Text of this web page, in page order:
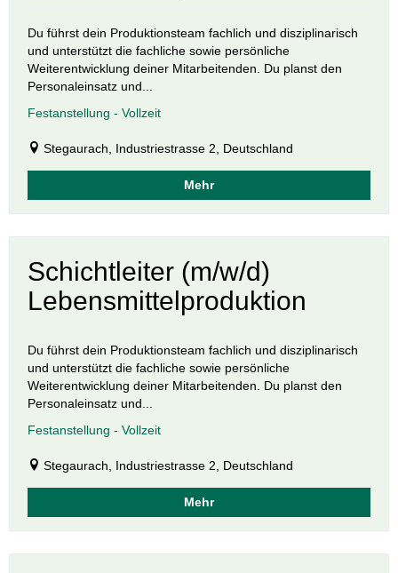
Du führst dein Produktionsteam fachlich und disziplinarisch
und unterstützt die fachliche sowie persönliche
Weiterentwicklung deiner Mitarbeitenden. Du planst den
Personaleinsatz und...
Festanstellung - Vollzeit
Stegaurach, Industriestrasse 2, Deutschland
Mehr
Schichtleiter (m/w/d)
Lebensmittelproduktion
Du führst dein Produktionsteam fachlich und disziplinarisch
und unterstützt die fachliche sowie persönliche
Weiterentwicklung deiner Mitarbeitenden. Du planst den
Personaleinsatz und...
Festanstellung - Vollzeit
Stegaurach, Industriestrasse 2, Deutschland
Mehr